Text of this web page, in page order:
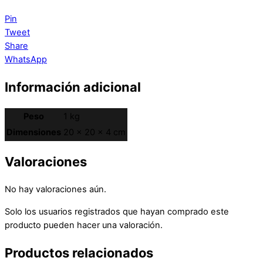
Pin
Tweet
Share
WhatsApp
Información adicional
Peso
1 kg
Dimensiones 20 × 20 × 4 cm
Valoraciones
No hay valoraciones aún.
Solo los usuarios registrados que hayan comprado este
producto pueden hacer una valoración.
Productos relacionados